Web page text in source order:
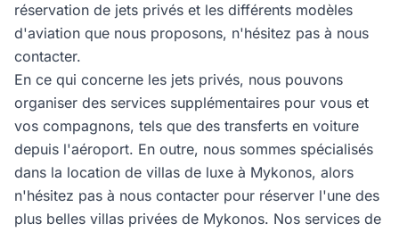
réservation de jets privés et les différents modèles
d'aviation que nous proposons, n'hésitez pas à nous
contacter.
En ce qui concerne les jets privés, nous pouvons
organiser des services supplémentaires pour vous et
vos compagnons, tels que des transferts en voiture
depuis l'aéroport. En outre, nous sommes spécialisés
dans la location de villas de luxe à Mykonos, alors
n'hésitez pas à nous contacter pour réserver l'une des
plus belles villas privées de Mykonos. Nos services de